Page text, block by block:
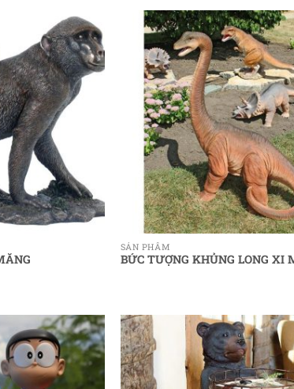
SẢN PHẨM
BỨC TƯỢNG KHỦNG LONG XI